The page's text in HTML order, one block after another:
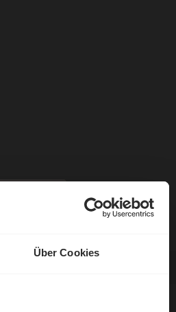
Über Cookies